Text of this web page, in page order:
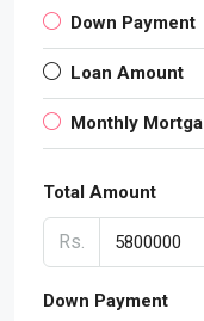
Down Payment
Loan Amount
Monthly
Total Amount
Rs.
Down Payment